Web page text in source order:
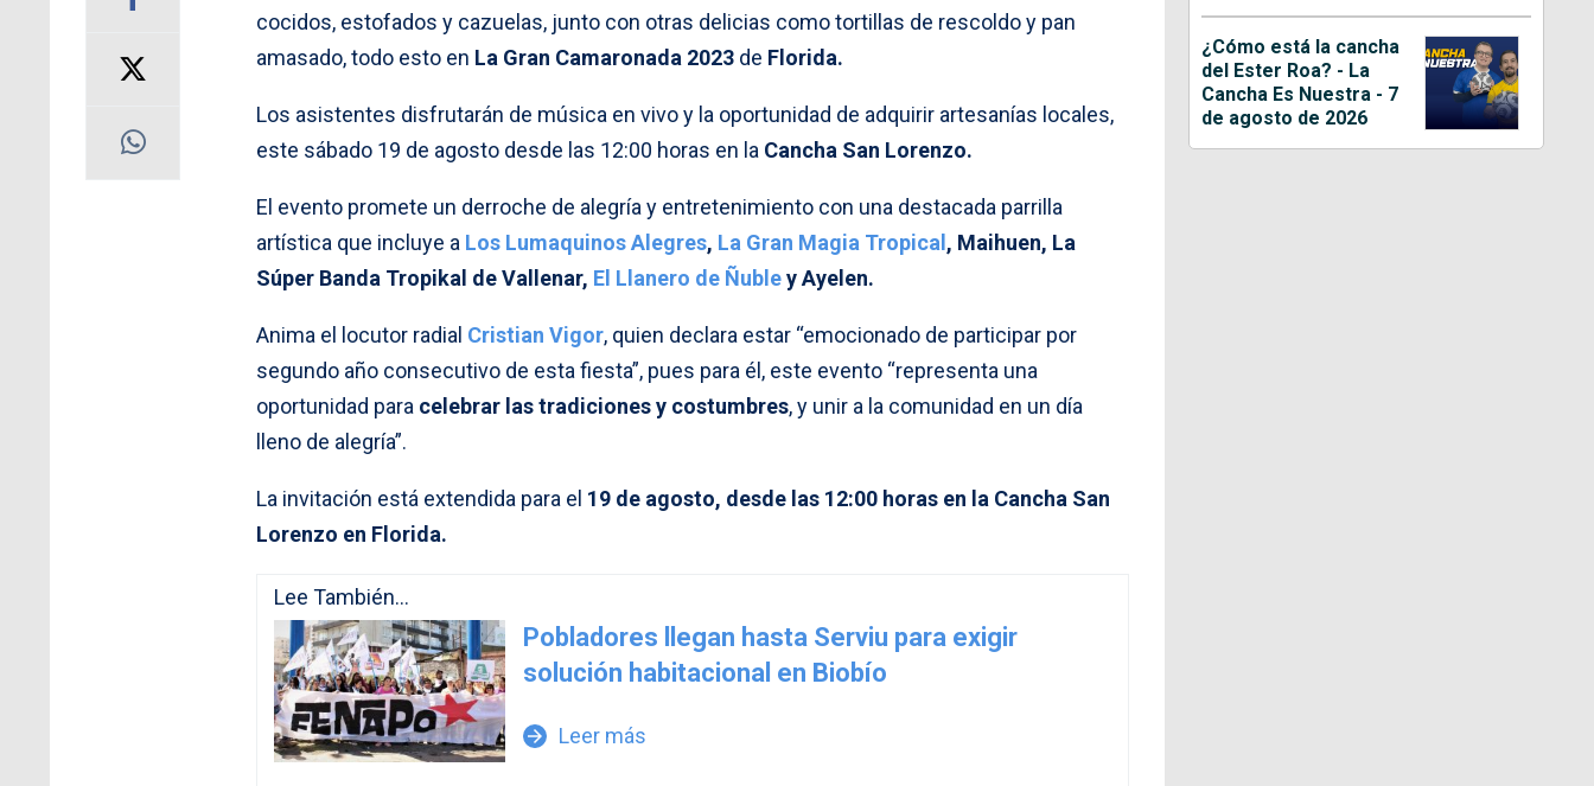
cocidos, estofados y cazuelas, junto con otras delicias como tortillas de rescoldo y pan
amasado, todo esto en La Gran Camaronada 2023 de Florida.
Los asistentes disfrutarán de música en vivo y la oportunidad de adquirir artesanías locales,
este sábado 19 de agosto desde las 12:00 horas en la Cancha San Lorenzo.
El evento promete un derroche de alegría y entretenimiento con una destacada parrilla
artística que incluye a Los Lumaquinos Alegres, La Gran Magia Tropical , Maihuen, La
Súper Banda Tropikal de Vallenar, El Llanero de Ñubley Ayelen.
Anima el locutor radial Cristian Vigor, quien declara estar “emocionado de participar por
segundo año consecutivo de esta fiesta”, pues para él, este evento “representa una
oportunidad para celebrar las tradiciones y costumbres, y unir a la comunidad en un día
lleno de alegría”.
La invitación está extendida para el 19 de agosto, desde las 12:00 horas en la Cancha San
Lorenzo en Florida.
Lee También...
Pobladores llegan hasta Serviu para exigir
solución habitacional en Biobío
arrow_forward Leer más
¿Cómo está la cancha
del Ester Roa? - La
Cancha Es Nuestra - 7
de agosto de 2026